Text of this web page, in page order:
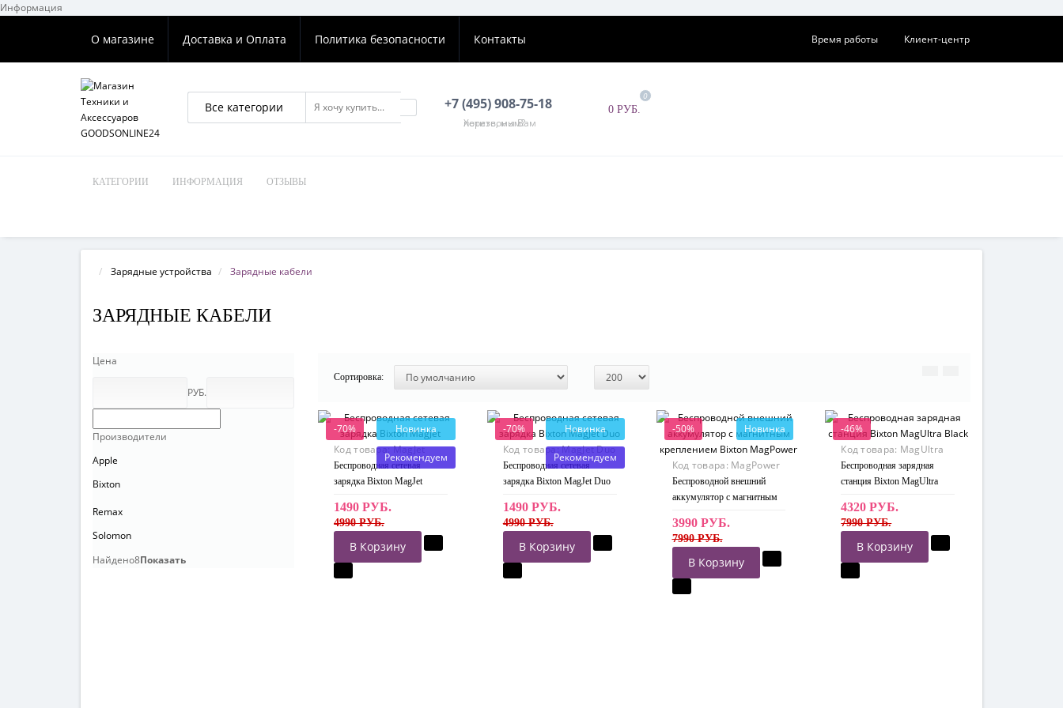
Информация ×
О магазине Доставка и Оплата Политика безопасности Контакты Время работы Клиент-центр
Все категории +7 (495) 908-75-18
Хотите, мы Вам перезвоним?
0 РУБ.
0
КАТЕГОРИИ ИНФОРМАЦИЯ ОТЗЫВЫ
Зарядные устройства Зарядные кабели
ЗАРЯДНЫЕ КАБЕЛИ
Цена
РУБ.
Производители
Apple
Bixton
Remax
Solomon
Найдено8Показать
Сортировка:
-70% Новинка
Рекомендуем
Код товара:MagJet
Беспроводная сетевая
зарядка Bixton MagJet
1490 РУБ.
4990 РУБ.
В Корзину
-70% Новинка
Рекомендуем
Код товара:MagJet Duo
Беспроводная сетевая
зарядка Bixton MagJet Duo
1490 РУБ.
4990 РУБ.
В Корзину
-50% Новинка
Код товара: MagPower
Беспроводной внешний
аккумулятор с магнитным
MagPower
3990 РУБ.
7990 РУБ.
В Корзину
-46%
Код товара: MagUltra
Black
Беспроводная зарядная
станция Bixton MagUltra
4320 РУБ.
7990 РУБ.
В Корзину